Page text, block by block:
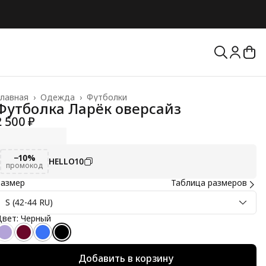
Футболки
Одежда ›
›
Ларёк оверсайз
500 ₽
−10%
промокод
HELLO10
Таблица размеров
S (42-44 RU)
Черный
Добавить в корзину